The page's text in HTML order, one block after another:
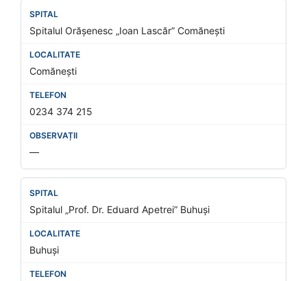
Spitalul Orășenesc „Ioan Lascăr” Comănești
Comănești
0234 374 215
—
Spitalul „Prof. Dr. Eduard Apetrei” Buhuși
Buhuși